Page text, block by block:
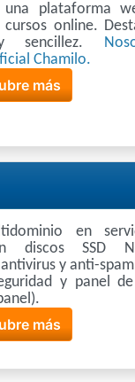
una plataforma
online.
sencillez.
Chamilo.
más
en
discos SSD
y anti-
y panel
más